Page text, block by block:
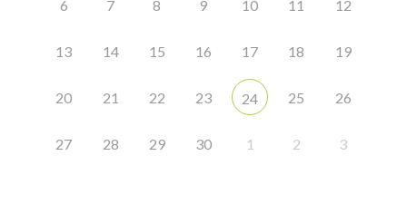
6 7 8 9 10 11 12
13 14 15 16 17 18 19
20 21 22 23 24 25 26
27 28 29 30 1 2 3